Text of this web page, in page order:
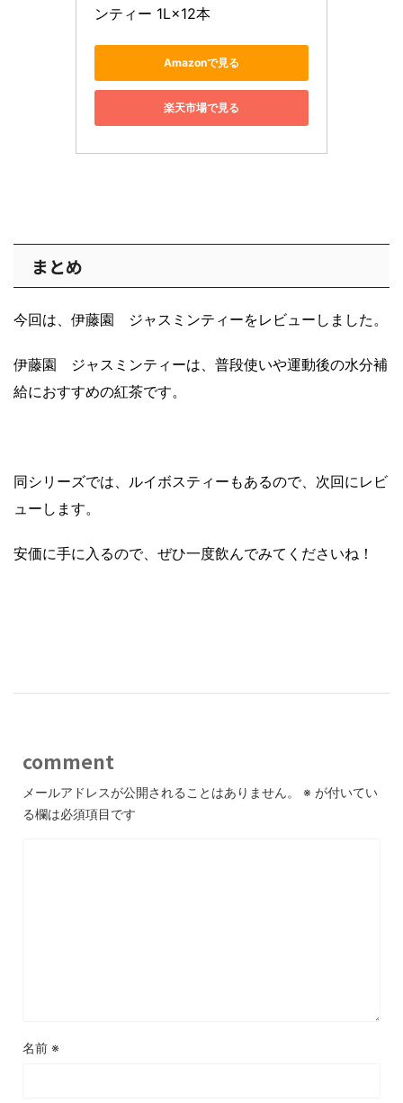
ンティー 1L×12本
Amazonで見る
楽天市場で見る
まとめ
今回は、伊藤園 ジャスミンティーをレビューしました。
伊藤園 ジャスミンティーは、普段使いや運動後の水分補
給におすすめの紅茶です。
同シリーズでは、ルイボスティーもあるので、次回にレビ
ューします。
安価に手に入るので、ぜひ一度飲んでみてくださいね！
comment
メールアドレスが公開されることはありません。 ※ が付いてい
る欄は必須項目です
名前 ※